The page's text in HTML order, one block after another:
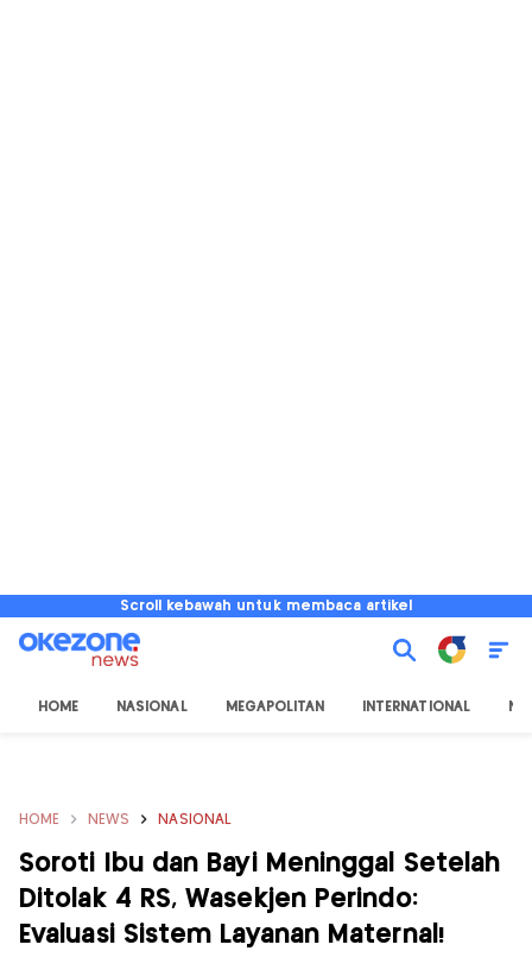
Scroll kebawah untuk membaca artikel
HOME NASIONAL MEGAPOLITAN INTERNATIONAL
HOME NEWS NASIONAL
Soroti Ibu dan Bayi Meninggal Setelah
Ditolak 4 RS, Wasekjen Perindo:
Evaluasi Sistem Layanan Maternal!